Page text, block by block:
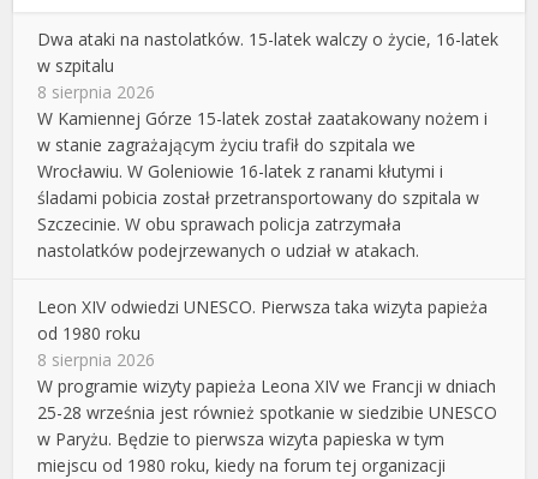
Dwa ataki na nastolatków. 15-latek walczy o życie, 16-latek
w szpitalu
8 sierpnia 2026
W Kamiennej Górze 15-latek został zaatakowany nożem i
w stanie zagrażającym życiu trafił do szpitala we
Wrocławiu. W Goleniowie 16-latek z ranami kłutymi i
śladami pobicia został przetransportowany do szpitala w
Szczecinie. W obu sprawach policja zatrzymała
nastolatków podejrzewanych o udział w atakach.
Leon XIV odwiedzi UNESCO. Pierwsza taka wizyta papieża
od 1980 roku
8 sierpnia 2026
W programie wizyty papieża Leona XIV we Francji w dniach
25-28 września jest również spotkanie w siedzibie UNESCO
w Paryżu. Będzie to pierwsza wizyta papieska w tym
miejscu od 1980 roku, kiedy na forum tej organizacji